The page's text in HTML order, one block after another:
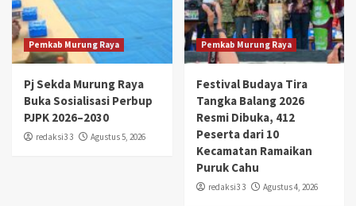
Pemkab Murung Raya
Pj Sekda Murung Raya
Buka Sosialisasi Perbup
PJPK 2026–2030
redaksi3 3 Agustus 5, 2026
Pemkab Murung Raya
Festival Budaya Tira
Tangka Balang 2026
Resmi Dibuka, 412
Peserta dari 10
Kecamatan Ramaikan
Puruk Cahu
redaksi3 3 Agustus 4, 2026